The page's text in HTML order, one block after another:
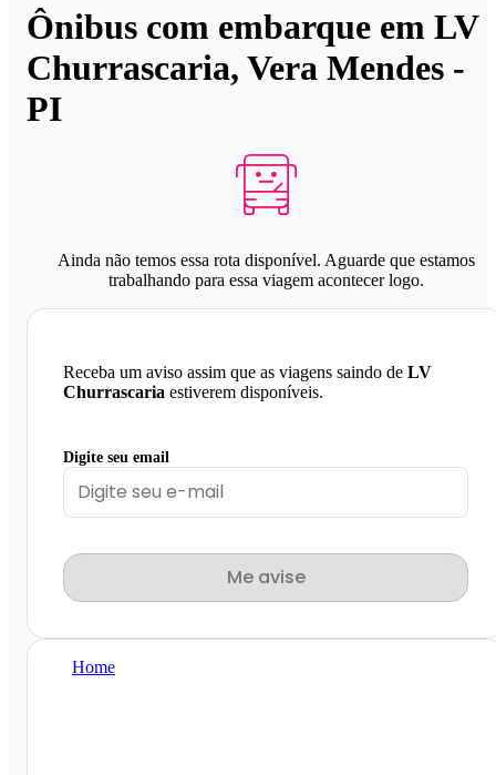
Ônibus com embarque em LV
Churrascaria, Vera Mendes -
PI
Ainda não temos essa rota disponível. Aguarde que estamos
trabalhando para essa viagem acontecer logo.
Receba um aviso assim que as viagens saindo de LV
Churrascaria estiverem disponíveis.
Digite seu email
Me avise
Home